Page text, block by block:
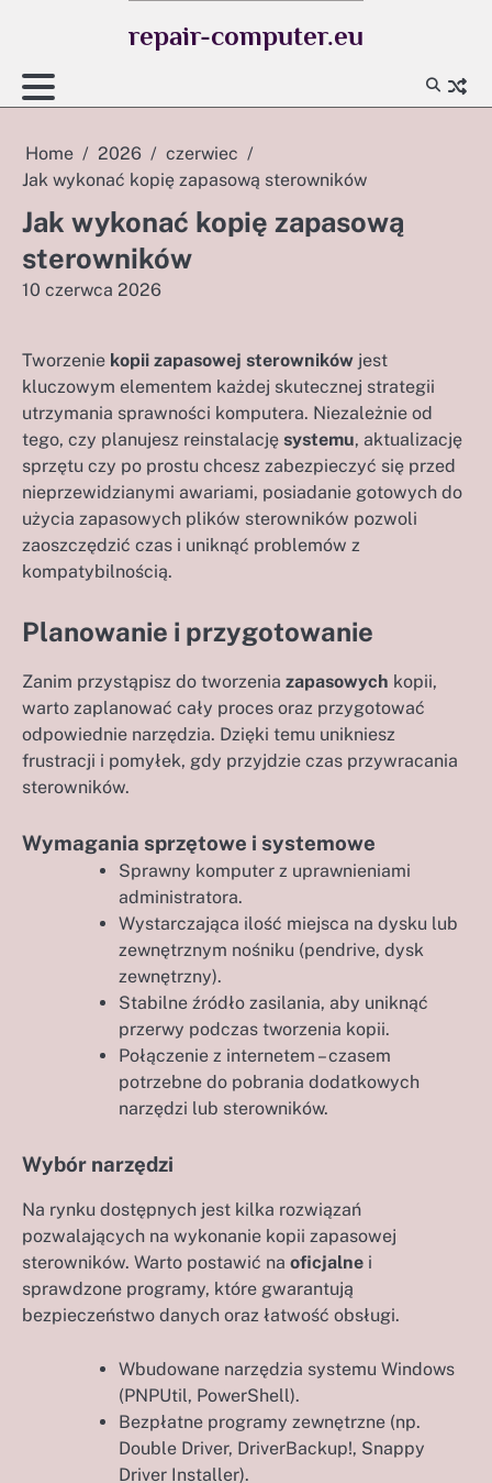
repair-computer.eu
Home 2026
czerwiec
Jak wykonać kopię zapasową sterowników
Jak wykonać kopię zapasową
sterowników
10 czerwca 2026
Tworzenie kopii zapasowej sterowników jest
kluczowym elementem każdej skutecznej strategii
utrzymania sprawności komputera. Niezależnie od
tego, czy planujesz reinstalację systemu, aktualizację
sprzętu czy po prostu chcesz zabezpieczyć się przed
nieprzewidzianymi awariami, posiadanie gotowych do
użycia zapasowych plików sterowników pozwoli
zaoszczędzić czas i uniknąć problemów z
kompatybilnością.
Planowanie i przygotowanie
Zanim przystąpisz do tworzenia zapasowych kopii,
warto zaplanować cały proces oraz przygotować
odpowiednie narzędzia. Dzięki temu unikniesz
frustracji i pomyłek, gdy przyjdzie czas przywracania
sterowników.
Wymagania sprzętowe i systemowe
Sprawny komputer z uprawnieniami
administratora.
Wystarczająca ilość miejsca na dysku lub
zewnętrznym nośniku (pendrive, dysk
zewnętrzny).
Stabilne źródło zasilania, aby uniknąć
przerwy podczas tworzenia kopii.
Połączenie z internetem – czasem
potrzebne do pobrania dodatkowych
narzędzi lub sterowników.
Wybór narzędzi
Na rynku dostępnych jest kilka rozwiązań
pozwalających na wykonanie kopii zapasowej
sterowników. Warto postawić na oficjalne i
sprawdzone programy, które gwarantują
bezpieczeństwo danych oraz łatwość obsługi.
Wbudowane narzędzia systemu Windows
(PNPUtil, PowerShell).
Bezpłatne programy zewnętrzne (np.
Double Driver, DriverBackup!, Snappy
Driver Installer).